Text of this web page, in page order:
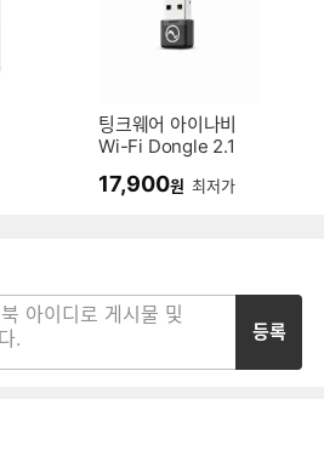
팅크웨어 아이나비
Wi-Fi Dongle 2.1
17,900원 최저가
등록